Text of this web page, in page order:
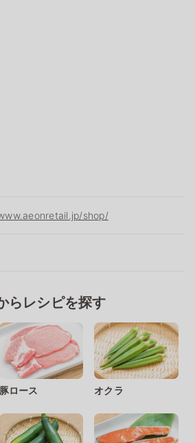
shop/
らレシピを探す
豚ロース オクラ